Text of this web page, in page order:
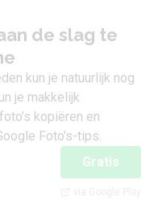
de slag te
kun je natuurlijk nog
je makkelijk
kopiëren en
Foto’s-tips.
Gratis